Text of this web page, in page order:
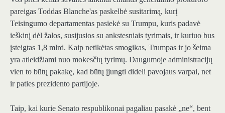
pareigas Toddas Blanche'as paskelbė susitarimą, kurį
Teisingumo departamentas pasiekė su Trumpu, kuris padavė
ieškinį dėl žalos, susijusios su ankstesniais tyrimais, ir kuriuo bus
įsteigtas 1,8 mlrd. Kaip netikėtas smogikas, Trumpas ir jo šeima
yra atleidžiami nuo mokesčių tyrimų. Daugumoje administracijų
vien to būtų pakakę, kad būtų įjungti dideli pavojaus varpai, net
ir paties prezidento partijoje.
Taip, kai kurie Senato respublikonai pagaliau pasakė „ne“, bent